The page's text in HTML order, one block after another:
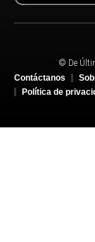
© De
Contáctanos
Política de